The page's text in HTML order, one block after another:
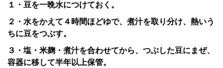
１・豆を一晩水につけておく。
２・水をかえて４時間ほどゆで、煮汁を取り分け、熱いう
ちに豆をつぶす。
３・塩・米麹・煮汁を合わせてから、つぶした豆にまぜ、
容器に移して半年以上保管。